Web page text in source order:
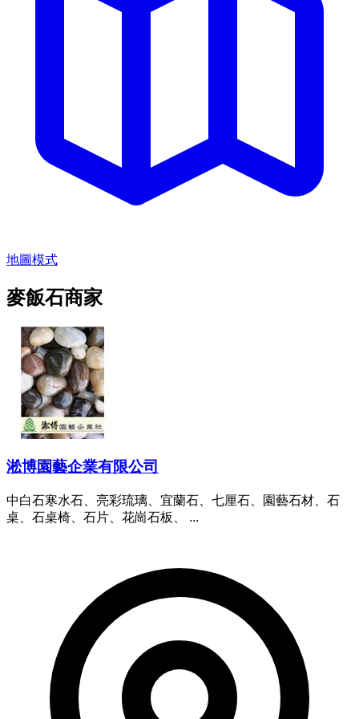
地圖模式
麥飯石商家
淞博園藝企業有限公司
中白石寒水石、亮彩琉璃、宜蘭石、七厘石、園藝石材、石
桌、石桌椅、石片、花崗石板、 ...